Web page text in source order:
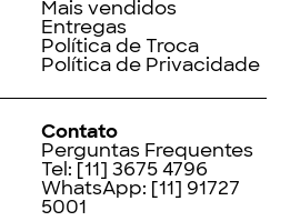
Mais vendidos
Entregas
Política de Troca
Política de Privacidade
Contato
Perguntas Frequentes
Tel: [11] 3675 4796
WhatsApp: [11] 91727
5001